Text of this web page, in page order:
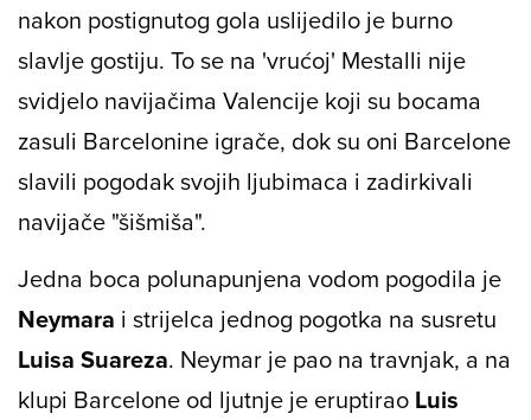
nakon postignutog gola uslijedilo je burno
slavlje gostiju. To se na 'vrućoj' Mestalli nije
svidjelo navijačima Valencije koji su bocama
zasuli Barcelonine igrače, dok su oni Barcelone
slavili pogodak svojih ljubimaca i zadirkivali
navijače "šišmiša".
Jedna boca polunapunjena vodom pogodila je
Neymara i strijelca jednog pogotka na susretu
Luisa Suareza. Neymar je pao na travnjak, a na
klupi Barcelone od ljutnje je eruptirao Luis